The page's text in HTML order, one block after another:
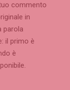
commento
in
parola
il primo è
è